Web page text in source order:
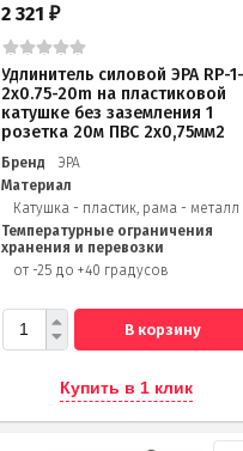
2 321₽
Удлинитель силовой ЭРА RP-
2x0.75-20m на пластиковой
катушке без заземления 1
розетка 20м ПВС 2х0,75мм2
Бренд
ЭРА
Материал
Катушка - пластик, рама - металл
Температурные ограничения
хранения и перевозки
от -25 до +40 градусов
В корзину
Купить в 1 клик